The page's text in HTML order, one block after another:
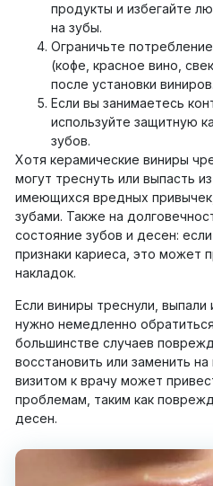
продукты и избегайте
на зубы.
Ограничьте
(кофе, красное вино,
после установки виниров.
Если вы занимаетесь
используйте защитную
зубов.
Хотя керамические виниры
могут треснуть или выпасть
имеющихся вредных
зубами. Также на
состояние зубов и десен:
признаки кариеса, это может
накладок.
Если виниры треснули, выпали
нужно немедленно
большинстве случаев
восстановить или заменить
визитом к врачу может
проблемам, таким как
десен.